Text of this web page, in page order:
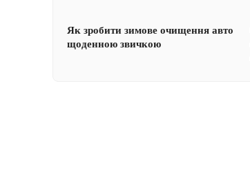
Як зробити зимове очищення авто
щоденною звичкою